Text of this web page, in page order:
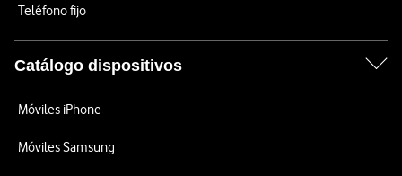
Teléfono fijo
Catálogo dispositivos
Móviles iPhone
Móviles Samsung